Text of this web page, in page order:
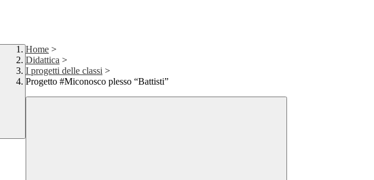
Home >
Didattica >
I progetti delle classi >
Progetto #Miconosco plesso “Battisti”